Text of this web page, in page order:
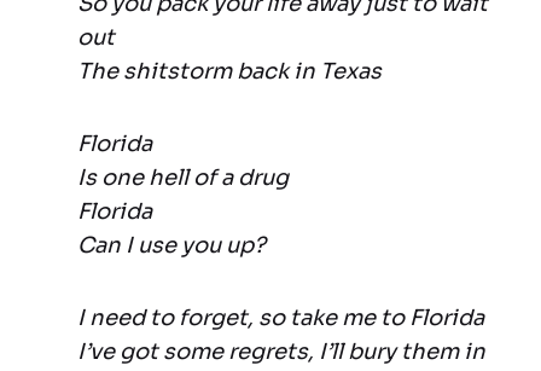
out
The shitstorm back in Texas
Florida
Is one hell of a drug
Florida
Can I use you up?
I need to forget, so take me to Florida
I’ve got some regrets, I’ll bury them in